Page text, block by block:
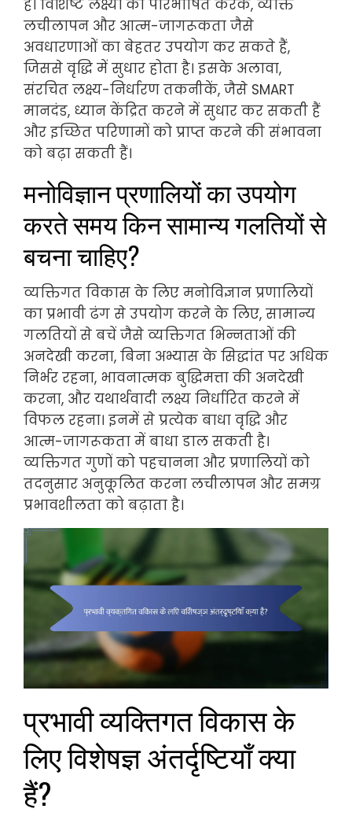
है। विशिष्ट लक्ष्यों को परिभाषित करके, व्यक्ति
लचीलापन और आत्म-जागरूकता जैसे
अवधारणाओं का बेहतर उपयोग कर सकते हैं,
जिससे वृद्धि में सुधार होता है। इसके अलावा,
संरचित लक्ष्य-निर्धारण तकनीकें, जैसे SMART
मानदंड, ध्यान केंद्रित करने में सुधार कर सकती हैं
और इच्छित परिणामों को प्राप्त करने की संभावना
को बढ़ा सकती हैं।
मनोविज्ञान प्रणालियों का उपयोग
करते समय किन सामान्य गलतियों से
बचना चाहिए?
व्यक्तिगत विकास के लिए मनोविज्ञान प्रणालियों
का प्रभावी ढंग से उपयोग करने के लिए, सामान्य
गलतियों से बचें जैसे व्यक्तिगत भिन्नताओं की
अनदेखी करना, बिना अभ्यास के सिद्धांत पर अधिक
निर्भर रहना, भावनात्मक बुद्धिमत्ता की अनदेखी
करना, और यथार्थवादी लक्ष्य निर्धारित करने में
विफल रहना। इनमें से प्रत्येक बाधा वृद्धि और
आत्म-जागरूकता में बाधा डाल सकती है।
व्यक्तिगत गुणों को पहचानना और प्रणालियों को
तदनुसार अनुकूलित करना लचीलापन और समग्र
प्रभावशीलता को बढ़ाता है।
प्रभावी व्यक्तिगत विकास के
लिए विशेषज्ञ अंतर्दृष्टियाँ क्या
हैं?